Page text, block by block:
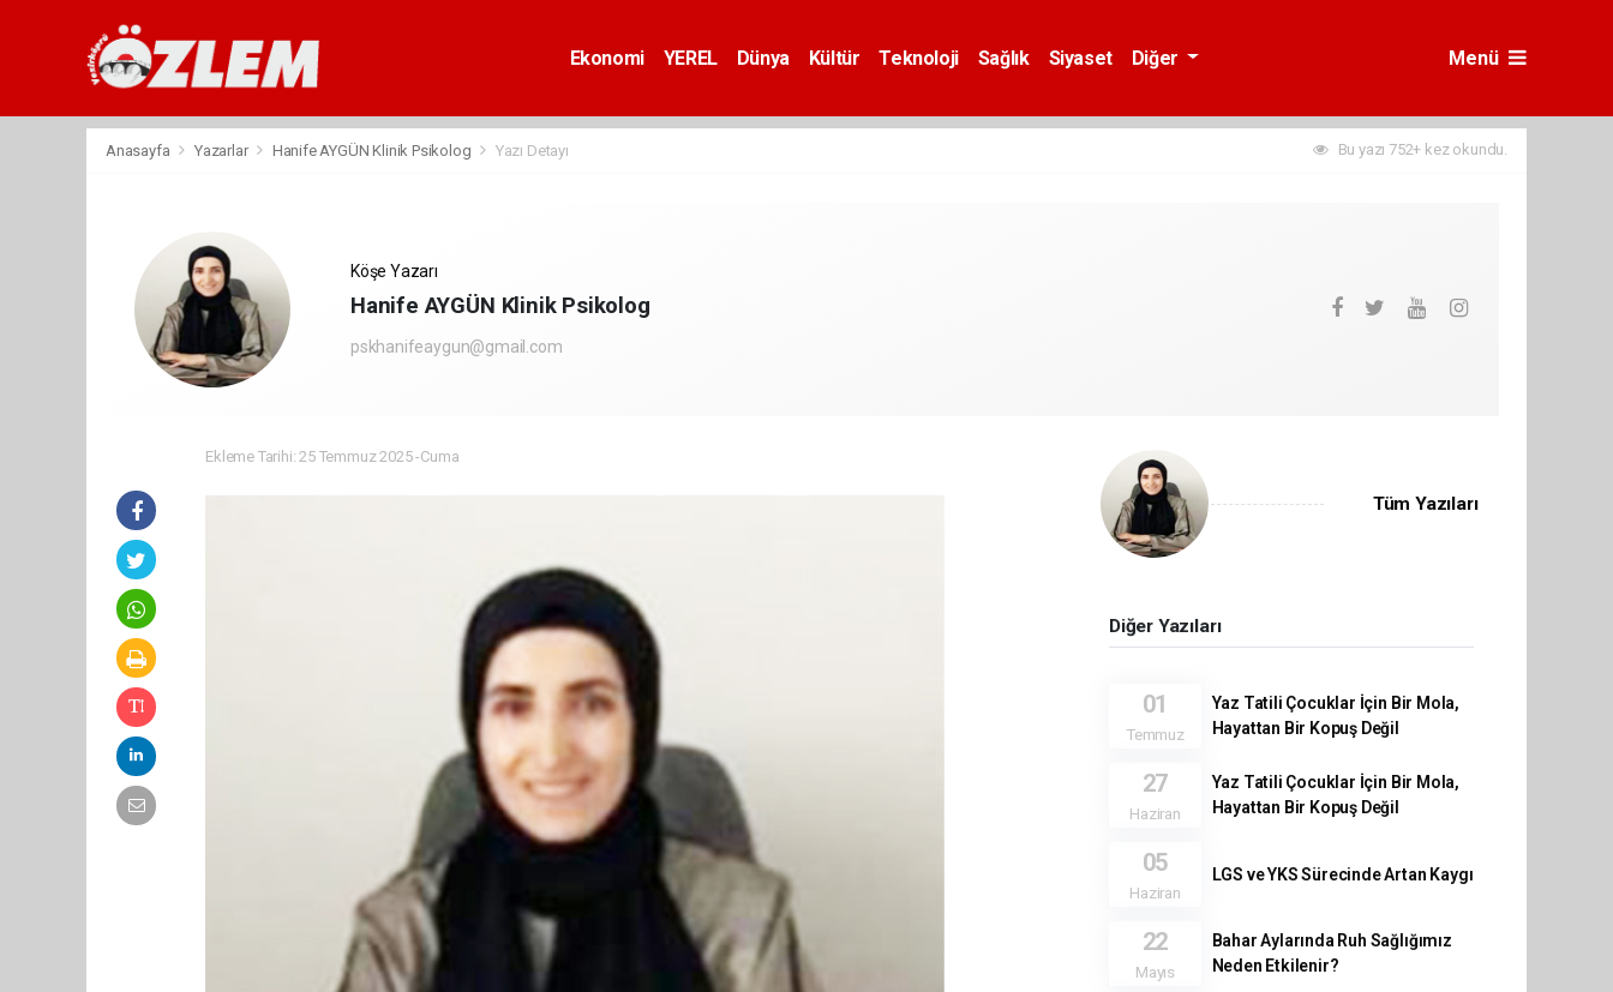
Ekonomi YEREL Dünya Kültür Teknoloji Sağlık Siyaset Diğer Menü
Anasayfa Yazarlar Hanife AYGÜN Klinik Psikolog Yazı Detayı Bu yazı 752+ kez okundu.
Köşe Yazarı
Hanife AYGÜN Klinik Psikolog
pskhanifeaygun@gmail.com
Ekleme Tarihi: 25 Temmuz 2025 -Cuma
Tüm Yazıları
Diğer Yazıları
01
Temmuz
Yaz Tatili Çocuklar İçin Bir Mola,
Hayattan Bir Kopuş Değil
27
Haziran
Yaz Tatili Çocuklar İçin Bir Mola,
Hayattan Bir Kopuş Değil
05
Haziran
LGS ve YKS Sürecinde Artan Kaygı
22
Mayıs
Bahar Aylarında Ruh Sağlığımız
Neden Etkilenir?